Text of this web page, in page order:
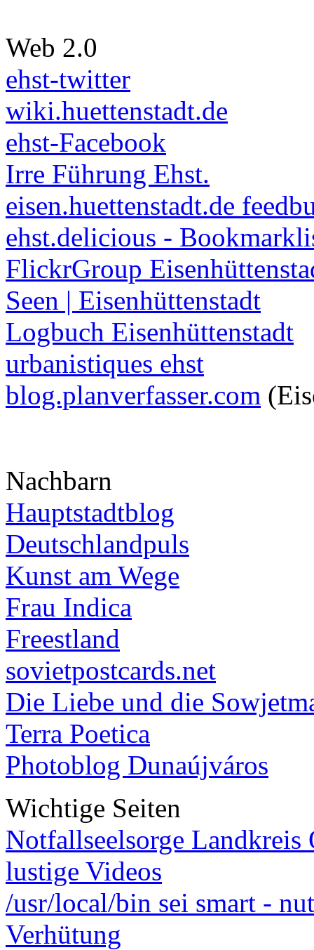
Web 2.0
ehst-twitter
wiki.huettenstadt.de
ehst-Facebook
Irre Führung Ehst.
eisen.huettenstadt.de
ehst.delicious -
FlickrGroup
Seen | Eisenhüttenstadt
Logbuch Eisenhüttenstadt
urbanistiques ehst
blog.planverfasser.com
Nachbarn
Hauptstadtblog
Deutschlandpuls
Kunst am Wege
Frau Indica
Freestland
sovietpostcards.net
Die Liebe und die
Terra Poetica
Photoblog Dunaújváros
Wichtige Seiten
Notfallseelsorge Landkreis
lustige Videos
/usr/local/bin sei smart -
Verhütung